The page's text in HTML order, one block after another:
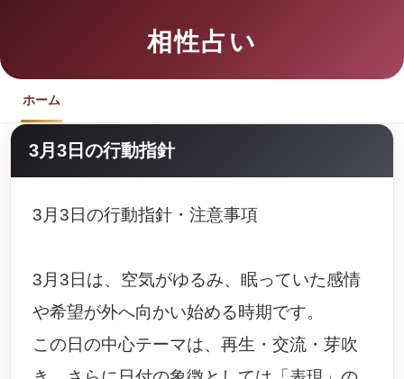
相性占い
ホーム
3月3日の行動指針
3月3日の行動指針・注意事項
3月3日は、空気がゆるみ、眠っていた感情
や希望が外へ向かい始める時期です。
この日の中心テーマは、再生・交流・芽吹